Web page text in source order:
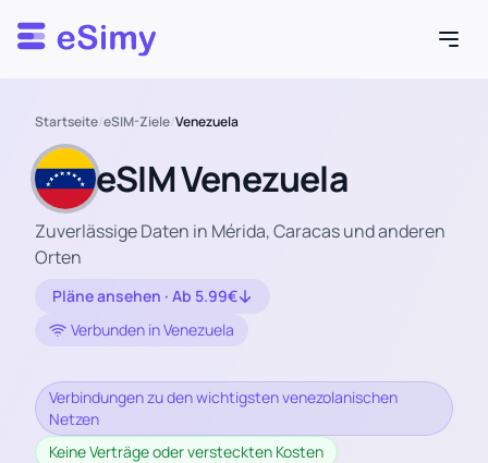
Esimy
Startseite/eSIM-Ziele/Venezuela
eSIM Venezuela
Zuverlässige Daten in Mérida, Caracas und anderen
Orten
Pläne ansehen · Ab 5.99€
Verbunden in Venezuela
Verbindungen zu den wichtigsten venezolanischen
Netzen
Keine Verträge oder versteckten Kosten